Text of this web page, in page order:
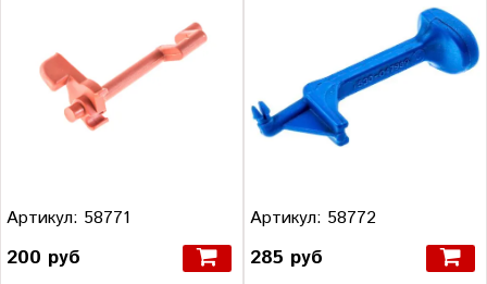
Артикул: 58771
200 руб
Артикул: 58772
285 руб